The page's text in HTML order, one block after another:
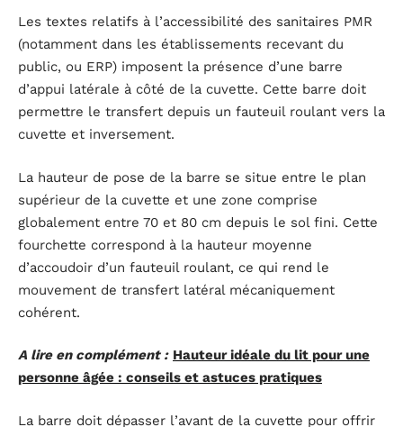
Les textes relatifs à l’accessibilité des sanitaires PMR
(notamment dans les établissements recevant du
public, ou ERP) imposent la présence d’une barre
d’appui latérale à côté de la cuvette. Cette barre doit
permettre le transfert depuis un fauteuil roulant vers la
cuvette et inversement.
La hauteur de pose de la barre se situe entre le plan
supérieur de la cuvette et une zone comprise
globalement entre 70 et 80 cm depuis le sol fini. Cette
fourchette correspond à la hauteur moyenne
d’accoudoir d’un fauteuil roulant, ce qui rend le
mouvement de transfert latéral mécaniquement
cohérent.
A lire en complément : Hauteur idéale du lit pour une
personne âgée : conseils et astuces pratiques
La barre doit dépasser l’avant de la cuvette pour offrir